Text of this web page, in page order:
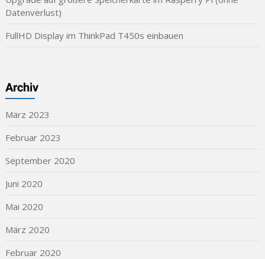
Datenverlust)
FullHD Display im ThinkPad T450s einbauen
Archiv
März 2023
Februar 2023
September 2020
Juni 2020
Mai 2020
März 2020
Februar 2020